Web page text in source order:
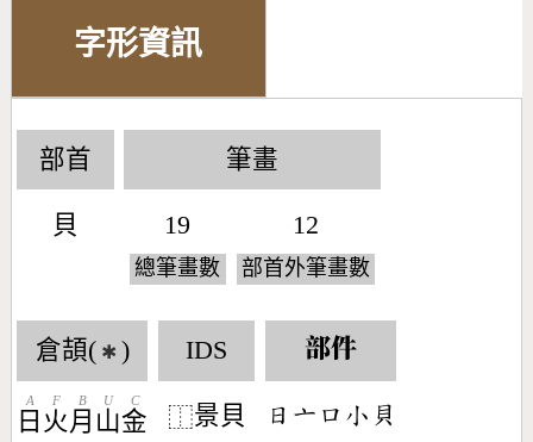
字形資訊
部首
貝
筆畫
19
總筆畫數
12
部首外筆畫數
倉頡( ✱ )
日
A
火
F
月
B
山
U
金
C
IDS
⿰景貝
部件
󶃐󶁂󶁶󶂞󶆱